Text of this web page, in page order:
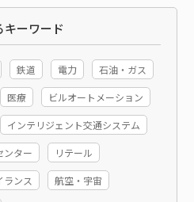
キーワード
鉄道 電力 石油・ガス
医療 ビルオートメーション
インテリジェント交通システム
ンター リテール
ランス 航空・宇宙